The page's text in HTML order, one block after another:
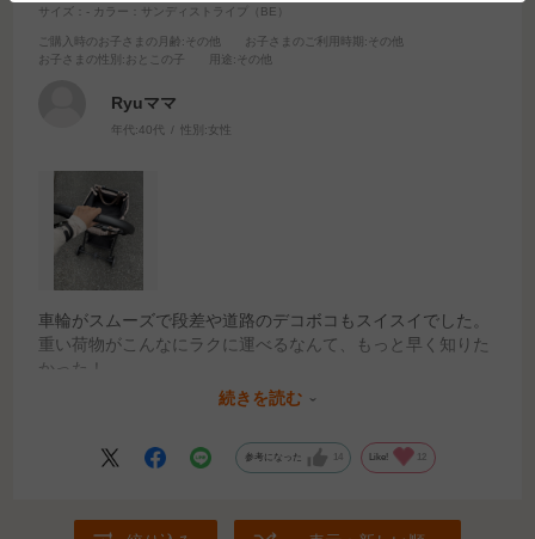
サイズ：- カラー：サンディストライプ（BE）
ご購入時のお子さまの月齢 :その他 お子さまのご利用時期 :その他
お子さまの性別 :おとこの子 用途 :その他
Ryuママ
年代:40代 性別: 女性
車輪がスムーズで段差や道路のデコボコもスイスイでした。
重い荷物がこんなにラクに運べるなんて、もっと早く知りた
かった！
育ち盛りの息子の牛乳やジュースもミスモーイがあればまと
続きを読む
参考になった Like! 12